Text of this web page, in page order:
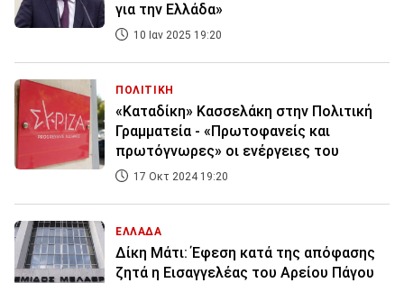
για την Ελλάδα»
10 Ιαν 2025 19:20
ΠΟΛΙΤΙΚΗ
«Καταδίκη» Κασσελάκη στην Πολιτική
Γραμματεία - «Πρωτοφανείς και
πρωτόγνωρες» οι ενέργειες του
17 Οκτ 2024 19:20
ΕΛΛΑΔΑ
Δίκη Μάτι: Έφεση κατά της απόφασης
ζητά η Εισαγγελέας του Αρείου Πάγου